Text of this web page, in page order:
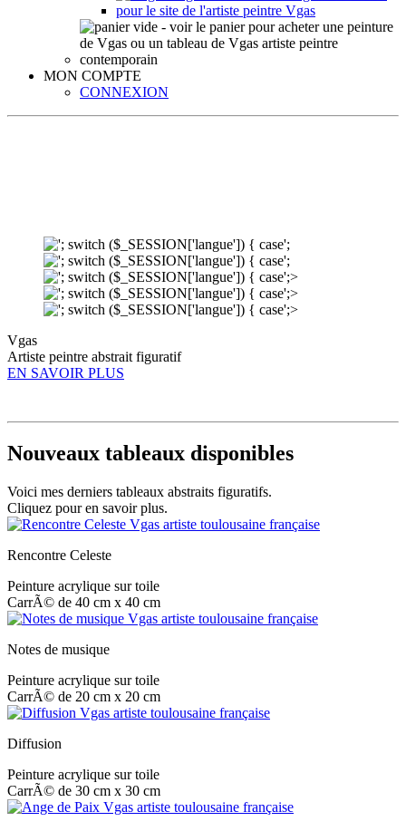
MON COMPTE
CONNEXION
';
';
';>
';>
';>
Vgas
Artiste peintre abstrait figuratif
EN SAVOIR PLUS
Nouveaux tableaux disponibles
Voici mes derniers tableaux abstraits figuratifs.
Cliquez pour en savoir plus.
Rencontre Celeste
Peinture acrylique sur toile
CarrÃ© de 40 cm x 40 cm
Notes de musique
Peinture acrylique sur toile
CarrÃ© de 20 cm x 20 cm
Diffusion
Peinture acrylique sur toile
CarrÃ© de 30 cm x 30 cm